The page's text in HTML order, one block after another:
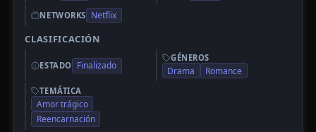
NETWORKS Netflix
CLASIFICACIÓN
ESTADO Finalizado
GÉNEROS
Drama Romance
TEMÁTICA
Amor trágico
Reencarnación